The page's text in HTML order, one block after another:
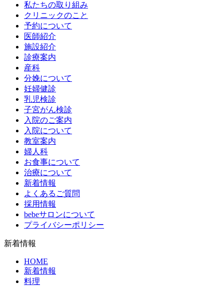
私たちの取り組み
クリニックのこと
予約について
医師紹介
施設紹介
診療案内
産科
分娩について
妊婦健診
乳児検診
子宮がん検診
入院のご案内
入院について
教室案内
婦人科
お食事について
治療について
新着情報
よくあるご質問
採用情報
bebeサロンについて
プライバシーポリシー
新着情報
HOME
新着情報
料理